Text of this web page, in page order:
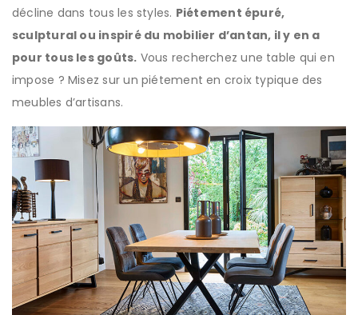
décline dans tous les styles. Piétement épuré,
sculptural ou inspiré du mobilier d’antan, il y en a
pour tous les goûts. Vous recherchez une table qui en
impose ? Misez sur un piétement en croix typique des
meubles d’artisans.